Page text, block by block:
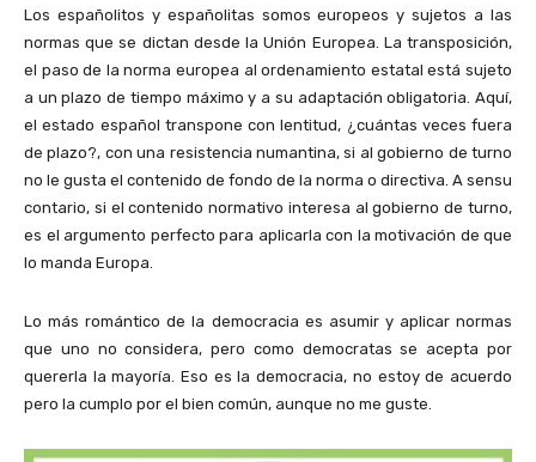
Los españolitos y españolitas somos europeos y sujetos a las
normas que se dictan desde la Unión Europea. La transposición,
el paso de la norma europea al ordenamiento estatal está sujeto
a un plazo de tiempo máximo y a su adaptación obligatoria. Aquí,
el estado español transpone con lentitud, ¿cuántas veces fuera
de plazo?, con una resistencia numantina, si al gobierno de turno
no le gusta el contenido de fondo de la norma o directiva. A sensu
contario, si el contenido normativo interesa al gobierno de turno,
es el argumento perfecto para aplicarla con la motivación de que
lo manda Europa.
Lo más romántico de la democracia es asumir y aplicar normas
que uno no considera, pero como democratas se acepta por
quererla la mayoría. Eso es la democracia, no estoy de acuerdo
pero la cumplo por el bien común, aunque no me guste.